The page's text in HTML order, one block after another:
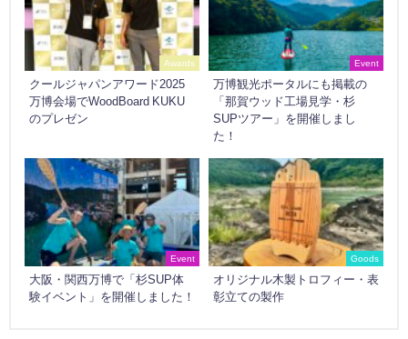
Awards
クールジャパンアワード2025
万博会場でWoodBoard KUKU
のプレゼン
Event
万博観光ポータルにも掲載の
「那賀ウッド工場見学・杉
SUPツアー」を開催しまし
た！
Event
大阪・関西万博で「杉SUP体
験イベント」を開催しました！
Goods
オリジナル木製トロフィー・表
彰立ての製作